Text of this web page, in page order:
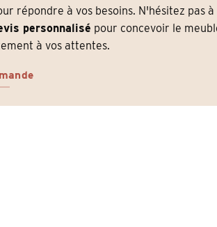
répondre à vos besoins. N'hésitez pas à
personnalisé pour concevoir le
à vos attentes.